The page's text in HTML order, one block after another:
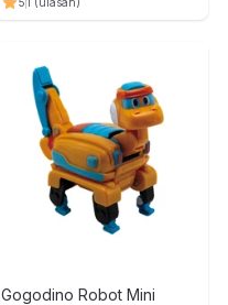
Gogodino Robot Mini